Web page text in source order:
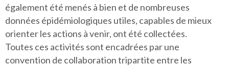
également été menés à bien et de nombreuses
données épidémiologiques utiles, capables de mieux
orienter les actions à venir, ont été collectées.
Toutes ces activités sont encadrées par une
convention de collaboration tripartite entre les